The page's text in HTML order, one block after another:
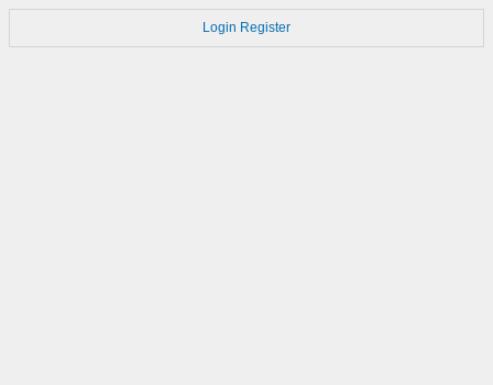
Login Register